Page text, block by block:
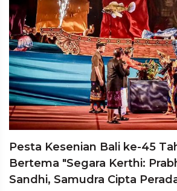
Pesta Kesenian Bali ke-45
Bertema "Segara Kerthi:
Sandhi, Samudra Cipta